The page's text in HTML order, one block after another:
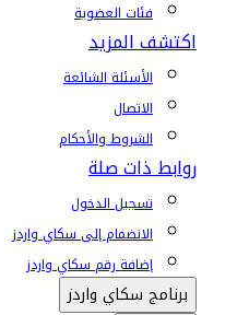
فئات العضوية
اكتشف المزيد
الأسئلة الشائعة
الاتصال
الشروط والأحكام
روابط ذات صلة
تسجيل الدخول
الانضمام إلى سكاي واردز
إضافة رقم سكاي واردز
برنامج سكاي واردز